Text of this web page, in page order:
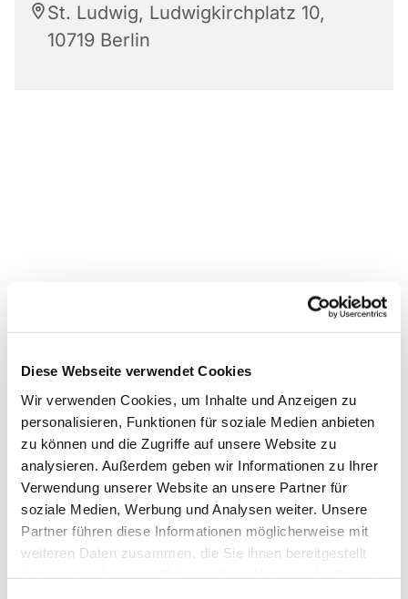
Diese Webseite verwendet Cookies
Wir verwenden Cookies, um Inhalte und Anzeigen zu
personalisieren, Funktionen für soziale Medien anbieten
zu können und die Zugriffe auf unsere Website zu
analysieren. Außerdem geben wir Informationen zu Ihrer
Verwendung unserer Website an unsere Partner für
soziale Medien, Werbung und Analysen weiter. Unsere
Partner führen diese Informationen möglicherweise mit
weiteren Daten zusammen, die Sie ihnen bereitgestellt
St. Ludwig, Ludwigkirchplatz 10,
10719 Berlin
Dies könnte Sie auch
interessieren